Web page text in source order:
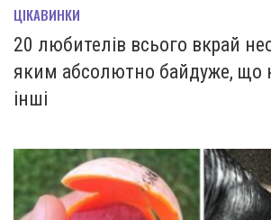
ЦІКАВИНКИ
20 любителів всього вкрай
яким абсолютно байдуже, що
інші